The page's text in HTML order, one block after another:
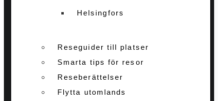
Helsingfors
Reseguider till platser
Smarta tips för resor
Reseberättelser
Flytta utomlands